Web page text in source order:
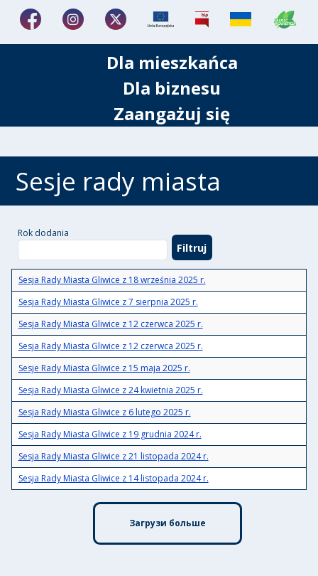
Dla mieszkańca
Dla biznesu
Zaangażuj się
Sesje rady miasta
Rok dodania
Sesja Rady Miasta Gliwice z 18 września 2025 r.
Sesja Rady Miasta Gliwice z 7 sierpnia 2025 r.
Sesja Rady Miasta Gliwice z 12 czerwca 2025 r.
Sesja Rady Miasta Gliwice z 12 czerwca 2025 r.
Sesje Rady Miasta Gliwice z 15 maja 2025 r.
Sesja Rady Miasta Gliwice z 24 kwietnia 2025 r.
Sesja Rady Miasta Gliwice z 6 lutego 2025 r.
Sesja Rady Miasta Gliwice z 19 grudnia 2024 r.
Sesja Rady Miasta Gliwice z 21 listopada 2024 r.
Sesja Rady Miasta Gliwice z 14 listopada 2024 r.
Загрузи больше